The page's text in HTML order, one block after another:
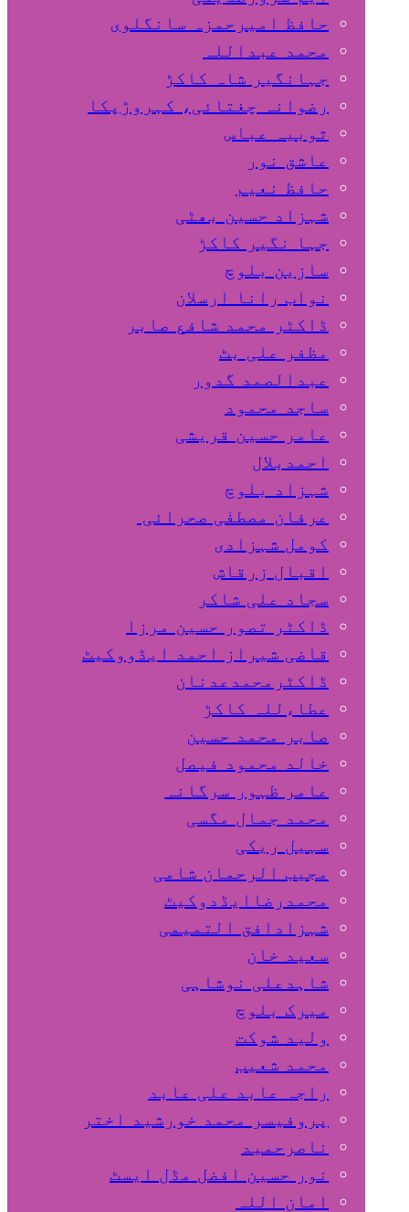
حافظ امیرحمزہ سانگلوی
محمد عبداللہ
جہانگیر شاہ کاکڑ
رضوانہ چغتائی، کہروڑپکا
ثوبیہ عباس
عاشق نور
حافظ نعیم
شہزاد حسین بھٹی
جہا نگیر کاکڑ
سازین بلوچ
نواب رانا ارسلان
ڈاکٹر محمد شافع صابر
مظفر علی بٹ
عبدالصمد گدور
ساجد محمود
عامر حسین قریشی
اﺣﻤﺪﺑﻼل
شہزاد بلوچ
عرفان مصطفٰی صحرائی
کومل شہزادی
اقبال زرقاش
سجاد علی شاکر
ڈاکٹر تصور حسین مرزا
قاضی شیراز احمد ایڈووکیٹ
ڈاکٹرمحمدعدنان
عطاءللہ کاکڑ
صابر محمد حسین
خالد محمود فیصل
عامر ظہور سرگانہ
محمد جمال مگسی
سہیل ريكی
مجیب الرحمان شامی
محمدرضاایڈدوکیٹ
شہزادافق التمیمی
سعید خان
شاہدعلی نوشاہی
میرک بلوچ
ولید شوکت
محمد شعیب
راجہ عابد علی عابد
پروفیسر محمد خورشید اختر
ناصرحمید
نور حسین افضل مڈل ایسٹ
امان اللہ